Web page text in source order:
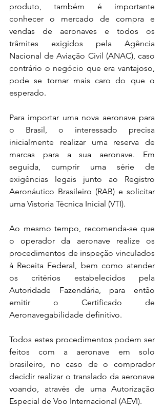
produto, também é importante
conhecer o mercado de compra e
vendas de aeronaves e todos os
trâmites exigidos pela Agência
Nacional de Aviação Civil (ANAC), caso
contrário o negócio que era vantajoso,
pode se tornar mais caro do que o
esperado.
Para importar uma nova aeronave para
o Brasil, o interessado precisa
inicialmente realizar uma reserva de
marcas para a sua aeronave. Em
seguida, cumprir uma série de
exigências legais junto ao Registro
Aeronáutico Brasileiro (RAB) e solicitar
uma Vistoria Técnica Inicial (VTI).
Ao mesmo tempo, recomenda-se que
o operador da aeronave realize os
procedimentos de inspeção vinculados
à Receita Federal, bem como atender
os critérios estabelecidos pela
Autoridade Fazendária, para então
emitir o Certificado de
Aeronavegabilidade definitivo.
Todos estes procedimentos podem ser
feitos com a aeronave em solo
brasileiro, no caso de o comprador
decidir realizar o translado da aeronave
voando, através de uma Autorização
Especial de Voo Internacional (AEVI).